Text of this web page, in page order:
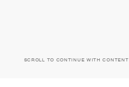
SCROLL TO CONTINUE WITH CONTENT